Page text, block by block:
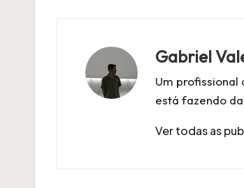
Gabriel
Um profissional
está fazendo
Ver todas as